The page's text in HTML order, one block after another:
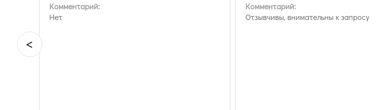
Комментарий:
Нет
Комментарий:
Отзывчивы, внимательны к запросу
<